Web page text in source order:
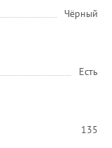
Чёрный
Есть
135